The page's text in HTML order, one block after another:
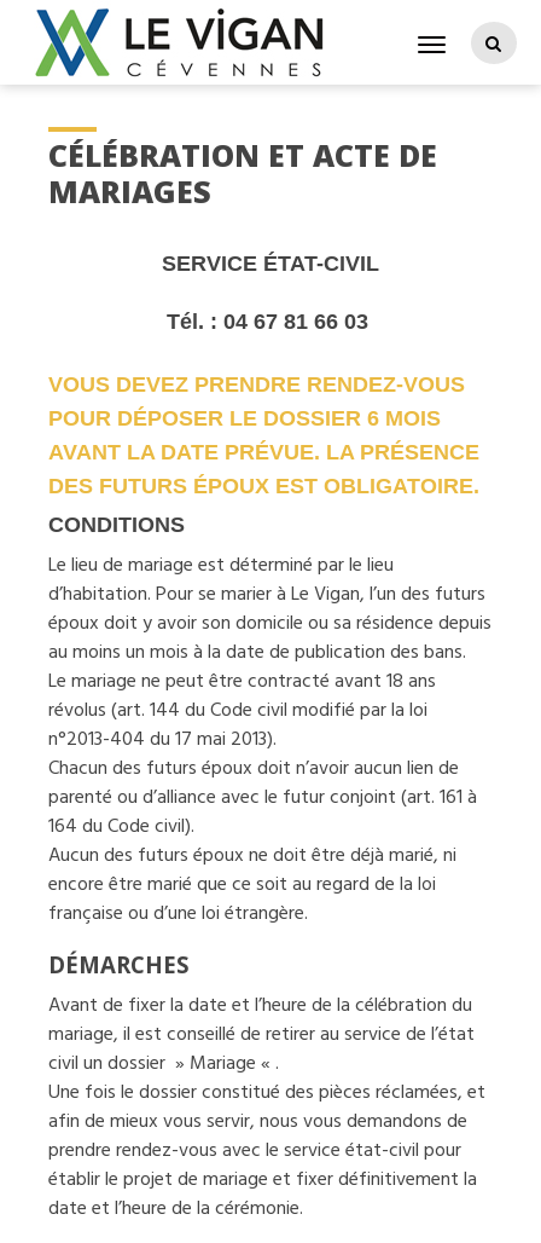
CÉLÉBRATION ET ACTE DE
MARIAGES
SERVICE ÉTAT-CIVIL
Tél. : 04 67 81 66 03
VOUS DEVEZ PRENDRE RENDEZ-VOUS
POUR DÉPOSER LE DOSSIER 6 MOIS
AVANT LA DATE PRÉVUE. LA PRÉSENCE
DES FUTURS ÉPOUX EST OBLIGATOIRE.
CONDITIONS
Le lieu de mariage est déterminé par le lieu
d’habitation. Pour se marier à Le Vigan, l’un des futurs
époux doit y avoir son domicile ou sa résidence depuis
au moins un mois à la date de publication des bans.
Le mariage ne peut être contracté avant 18 ans
révolus (art. 144 du Code civil modifié par la loi
n°2013-404 du 17 mai 2013).
Chacun des futurs époux doit n’avoir aucun lien de
parenté ou d’alliance avec le futur conjoint (art. 161 à
164 du Code civil).
Aucun des futurs époux ne doit être déjà marié, ni
encore être marié que ce soit au regard de la loi
française ou d’une loi étrangère.
DÉMARCHES
Avant de fixer la date et l’heure de la célébration du
mariage, il est conseillé de retirer au service de l’état
civil un dossier » Mariage « .
Une fois le dossier constitué des pièces réclamées, et
afin de mieux vous servir, nous vous demandons de
prendre rendez-vous avec le service état-civil pour
établir le projet de mariage et fixer définitivement la
date et l’heure de la cérémonie.